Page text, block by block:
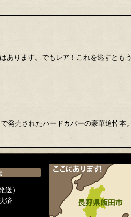
あります。でもレア！これを逃すともう
発売されたハードカバーの豪華追悼本。
送）
済